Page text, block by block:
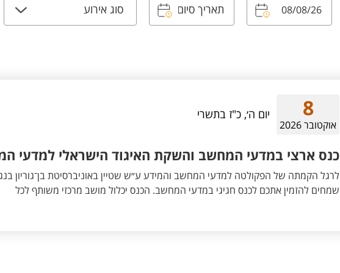
סוג אירוע
8
אוקטובר 2026
יום ה׳, כ"ז בתשרי
כנס ארצי במדעי המחשב והשקת האיגוד הישראלי למדעי
לרגל הקמתה של הפקולטה למדעי המחשב והמידע ע״ש שטיין באוניברסיטת בן־גוריון
שמחים להזמין אתכם לכנס חגיגי במדעי המחשב. הכנס יכלול מושב מרכזי משותף לכל